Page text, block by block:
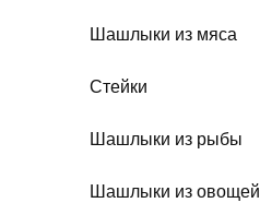
Шашлыки из мяса
Стейки
Шашлыки из рыбы
Шашлыки из овощей